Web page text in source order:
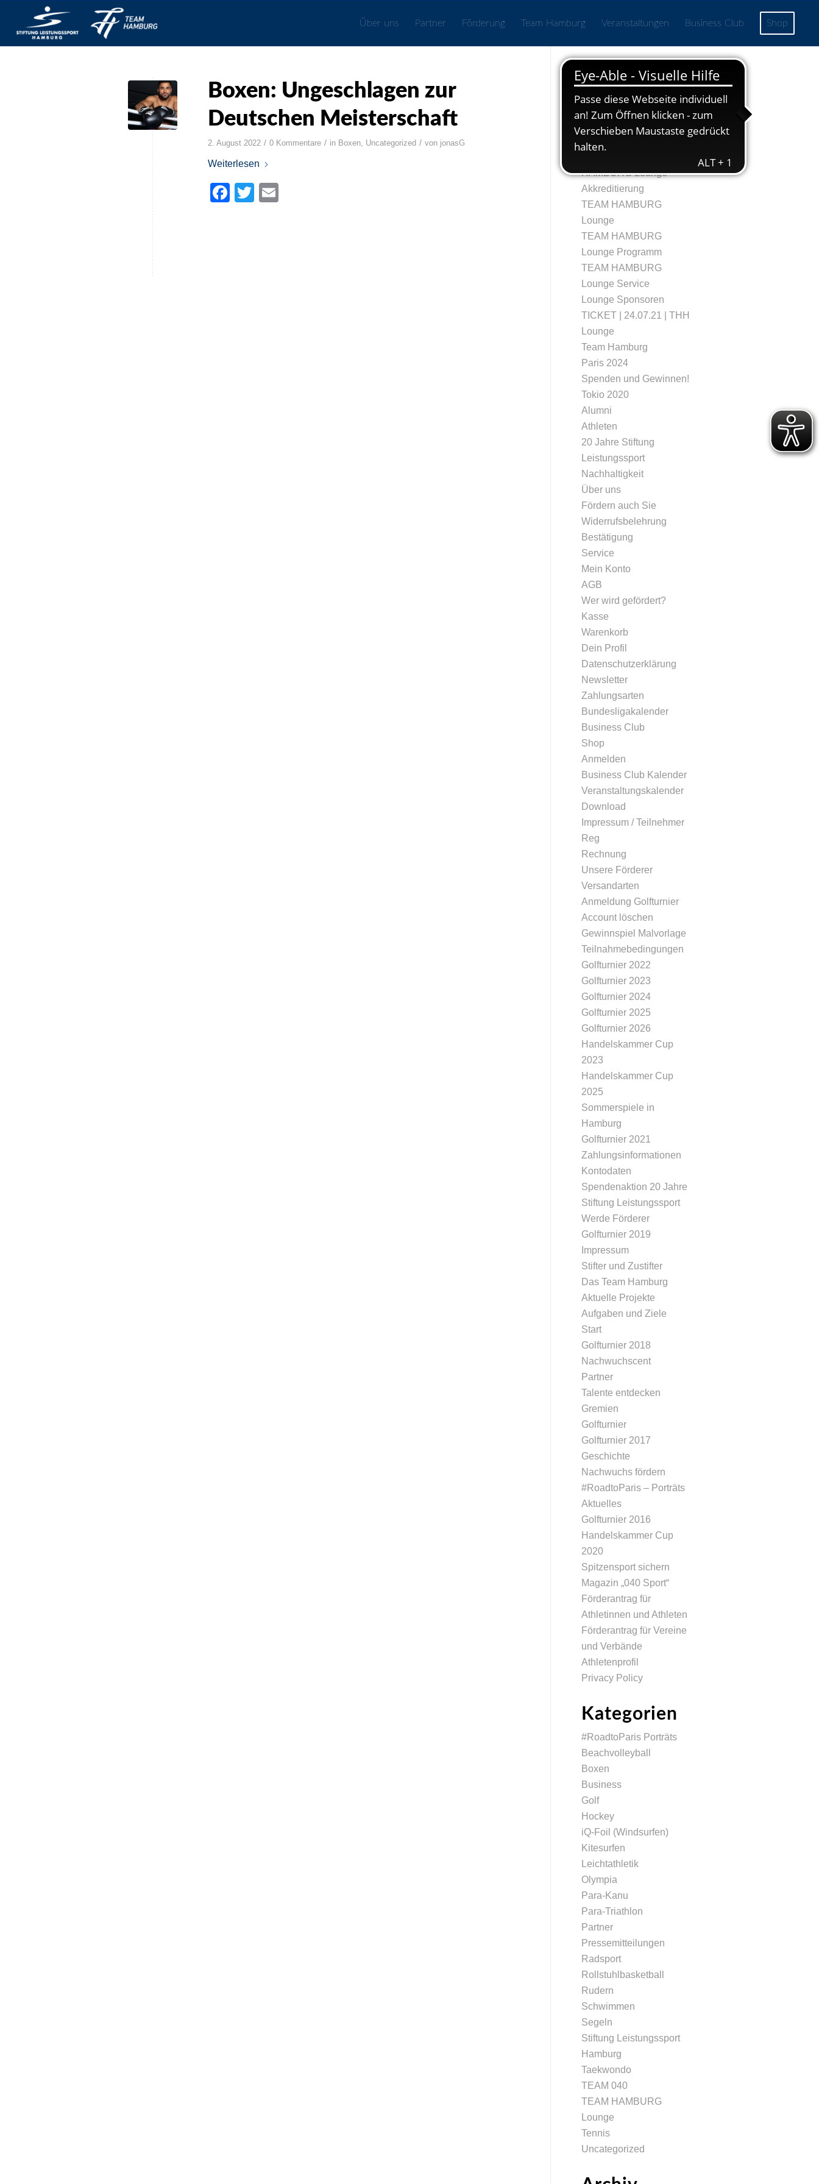
Über uns Partner Förderung Team Hamburg Veranstaltungen Business Club Shop
Boxen: Ungeschlagen zur
Deutschen Meisterschaft
2. August 2022 / 0 Kommentare / in Boxen, Uncategorized / von jonasG
Weiterlesen
Facebook
Twitter
Seiten
Echtheit von
Bewertungen
TRegistrierung
HAMBURG Lounge
Akkreditierung
TEAM HAMBURG
Lounge
TEAM HAMBURG
Lounge Programm
TEAM HAMBURG
Lounge Service
Lounge Sponsoren
TICKET | 24.07.21 | THH
Lounge
Team Hamburg
Paris 2024
Spenden und Gewinnen!
Tokio 2020
Alumni
Athleten
20 Jahre Stiftung
Leistungssport
Nachhaltigkeit
Über uns
Fördern auch Sie
Widerrufsbelehrung
Bestätigung
Service
Mein Konto
AGB
Wer wird gefördert?
Kasse
Warenkorb
Dein Profil
Datenschutzerklärung
Newsletter
Zahlungsarten
Bundesligakalender
Business Club
Shop
Anmelden
Business Club Kalender
Veranstaltungskalender
Download
Impressum / Teilnehmer
Reg
Rechnung
Unsere Förderer
Versandarten
Anmeldung Golfturnier
Account löschen
Gewinnspiel Malvorlage
Teilnahmebedingungen
Golfturnier 2022
Golfturnier 2023
Golfturnier 2024
Golfturnier 2025
Golfturnier 2026
Handelskammer Cup
2023
Handelskammer Cup
2025
Sommerspiele in
Hamburg
Golfturnier 2021
Zahlungsinformationen
Kontodaten
Spendenaktion 20 Jahre
Stiftung Leistungssport
Werde Förderer
Golfturnier 2019
Impressum
Stifter und Zustifter
Das Team Hamburg
Aktuelle Projekte
Aufgaben und Ziele
Start
Golfturnier 2018
Nachwuchscent
Partner
Talente entdecken
Gremien
Golfturnier
Golfturnier 2017
Geschichte
Nachwuchs fördern
#RoadtoParis – Porträts
Aktuelles
Golfturnier 2016
Handelskammer Cup
2020
Spitzensport sichern
Magazin „040 Sport“
Förderantrag für
Athletinnen und Athleten
Förderantrag für Vereine
und Verbände
Athletenprofil
Privacy Policy
Kategorien
#RoadtoParis Porträts
Beachvolleyball
Boxen
Business
Golf
Hockey
iQ-Foil (Windsurfen)
Kitesurfen
Leichtathletik
Olympia
Para-Kanu
Para-Triathlon
Partner
Pressemitteilungen
Radsport
Rollstuhlbasketball
Rudern
Schwimmen
Segeln
Stiftung Leistungssport
Hamburg
Taekwondo
TEAM 040
TEAM HAMBURG
Lounge
Tennis
Uncategorized